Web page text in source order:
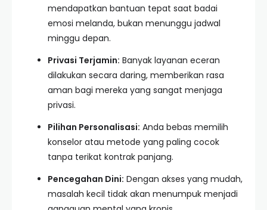
mendapatkan bantuan tepat saat badai
emosi melanda, bukan menunggu jadwal
minggu depan.
Privasi Terjamin: Banyak layanan eceran
dilakukan secara daring, memberikan rasa
aman bagi mereka yang sangat menjaga
privasi.
Pilihan Personalisasi: Anda bebas memilih
konselor atau metode yang paling cocok
tanpa terikat kontrak panjang.
Pencegahan Dini: Dengan akses yang mudah,
masalah kecil tidak akan menumpuk menjadi